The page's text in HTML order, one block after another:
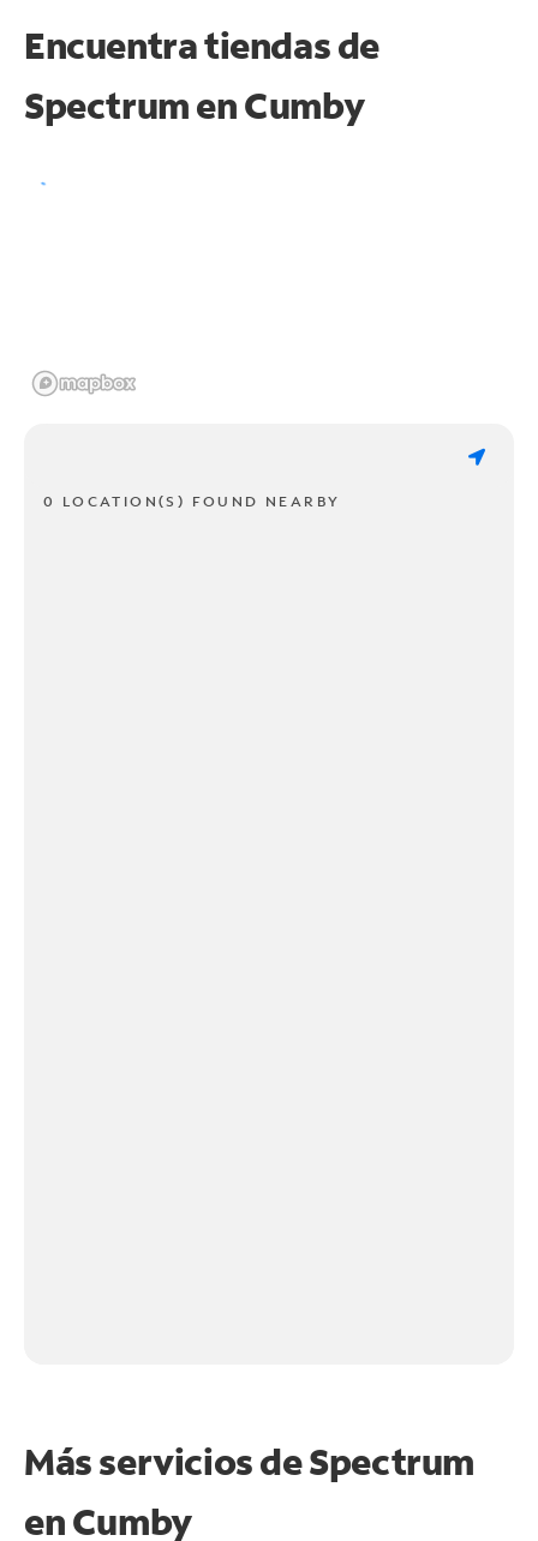
Encuentra tiendas de
Spectrum enCumby
0 LOCATION(S) FOUND NEARBY
Más servicios de Spectrum
enCumby